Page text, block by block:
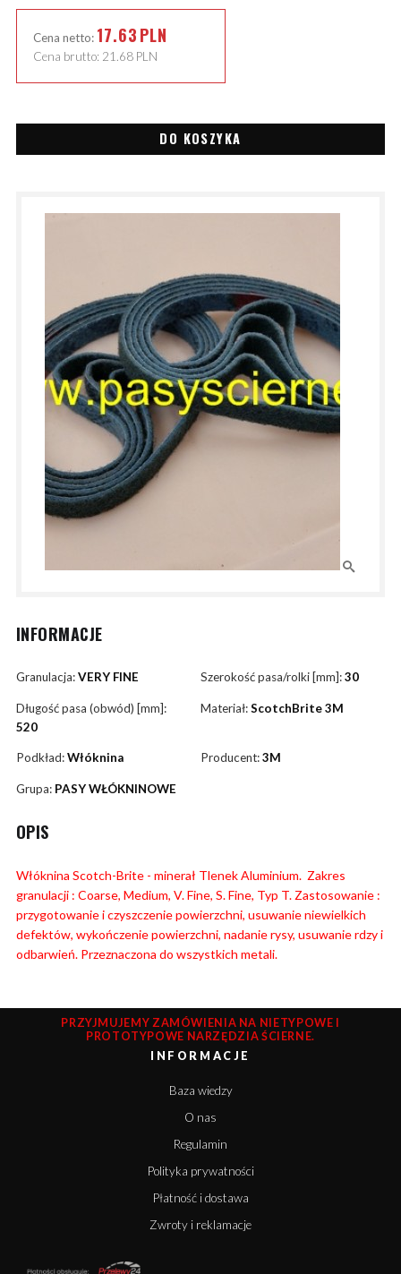
Cena netto: 17.63PLN
Cena brutto: 21.68 PLN
DO KOSZYKA
INFORMACJE
Granulacja:VERY FINE Szerokość pasa/rolki [mm]:30
Długość pasa (obwód) [mm]:
520
Materiał:ScotchBrite 3M
Podkład:Włóknina Producent:3M
Grupa: PASY WŁÓKNINOWE
OPIS
Włóknina Scotch-Brite - minerał Tlenek Aluminium. Zakres
granulacji : Coarse, Medium, V. Fine, S. Fine, Typ T. Zastosowanie :
przygotowanie i czyszczenie powierzchni, usuwanie niewielkich
defektów, wykończenie powierzchni, nadanie rysy, usuwanie rdzy i
odbarwień. Przeznaczona do wszystkich metali.
PRZYJMUJEMY ZAMÓWIENIA NA NIETYPOWE I
PROTOTYPOWE NARZĘDZIA ŚCIERNE.
INFORMACJE
Baza wiedzy
O nas
Regulamin
Polityka prywatności
Płatność i dostawa
Zwroty i reklamacje